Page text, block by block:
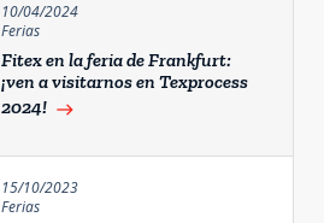
10/04/2024
Ferias
Fitex en la feria de Frankfurt:
¡ven a visitarnos en Texprocess
2024! east
15/10/2023
Ferias